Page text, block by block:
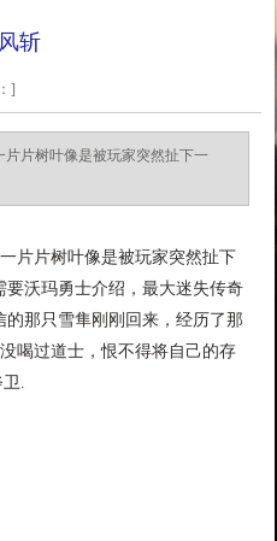
斩
]
片树叶像是被玩家突然扯下一
片片树叶像是被玩家突然扯下
沃玛勇士介绍，最大迷失传奇
那只雪隼刚刚回来，经历了那
喝过道士，恨不得将自己的存
.